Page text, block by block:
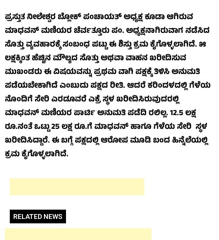
ಪ್ರಸ್ತುತ ನೀಲೇಶ್ವರ ಬ್ಲೋಕ್ ಪಂಚಾಯತ್ ಅಧ್ಯಕ್ಷ ಕೂಡಾ ಆಗಿರುವ
ಮಾಧವನ್ ಮಣಿಯರ ಚೆರ್ವತ್ತೂರು ಪಂ. ಅಧ್ಯಕ್ಷನಾಗಿರುವಾಗ ನಡೆಸಿದ
ಸೊತ್ತು ವ್ಯವಹಾರಕ್ಕೆ ಸಂಬಂಧ ಪಟ್ಟು ಈ ಶಿಸ್ತು ಕ್ರಮ ಕೈಗೊಳ್ಳಲಾಗಿದೆ. ೫
ಲಕ್ಷಕ್ಕಿಂತ ಹೆಚ್ಚಿನ ಮೌಲ್ಯದ ಸೊತ್ತು ಅಥವಾ ವಾಹನ ಖರೀದಿಸುವ
ಮುಖಂಡರು ಈ ವಿಷಯವನ್ನು ಪ್ರಥಮ ವಾಗಿ ಪಕ್ಷಕ್ಕೆ ತಿಳಿಸಿ ಅನುಮತಿ
ಪಡೆಯಬೇಕಾಗಿದೆ ಎಂಬುದು ಪಕ್ಷದ ರೀತಿ. ಆದರೆ ಕರಿಂದಳದಲ್ಲಿ ಗೆಳೆಯ
ನೊಂದಿಗೆ ಸೇರಿ ಎರಡೂವರೆ ಎಕ್ರೆ ಸ್ಥಳ ಖರೀದಿಸಿರುವುದರಲ್ಲಿ
ಮಾಧವನ್ ಮಣಿಯರ ಪಾರ್ಟಿ ಅನುಮತಿ ಪಡೆದಿ ರಲಿಲ್ಲ. 12.5 ಲಕ್ಷ
ರೂ.ನಂತೆ ಒಟ್ಟು 25 ಲಕ್ಷ ರೂ.ಗೆ ಮಾಧವನ್ ಹಾಗೂ ಗೆಳೆಯ ಸೇರಿ ಸ್ಥಳ
ಖರೀದಿಸಿದ್ದಾರೆ. ಈ ಬಗ್ಗೆ ಪಕ್ಷದಲ್ಲಿ ಆರೋಪ ಮೂಡಿ ಬಂದ ಹಿನ್ನೆಲೆಯಲ್ಲಿ
ಕ್ರಮ ಕೈಗೊಳ್ಳಲಾಗಿದೆ.
RELATED NEWS